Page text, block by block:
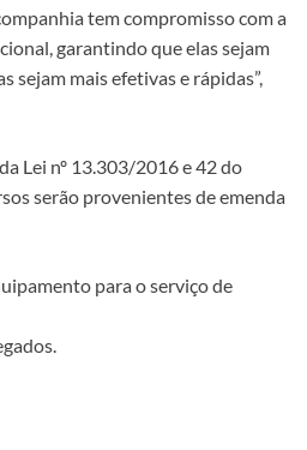
tem compromisso com a
garantindo que elas sejam
sejam mais efetivas e rápidas”,
Lei nº 13.303/2016 e 42 do
serão provenientes de emenda
para o serviço de